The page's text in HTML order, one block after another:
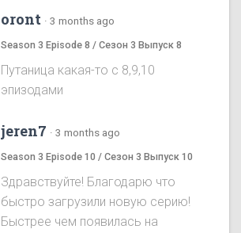
oront · 3 months ago
Season 3 Episode 8 / Сезон 3 Выпуск 8
Путаница какая-то с 8,9,10
эпизодами
jeren7 · 3 months ago
Season 3 Episode 10 / Сезон 3 Выпуск 10
Здравствуйте! Благодарю что
быстро загрузили новую серию!
Быстрее чем появилась на